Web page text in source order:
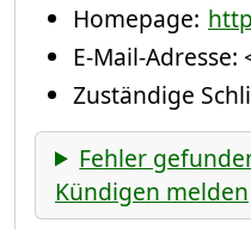
Homepage:
E-Mail-Adresse:
Zuständige
Fehler
Kündigen melden